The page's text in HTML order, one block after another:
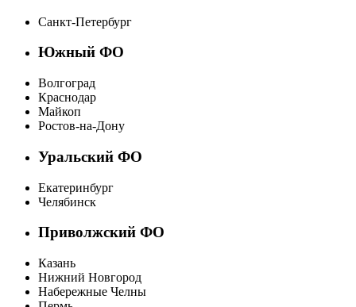
Санкт-Петербург
Южный ФО
Волгоград
Краснодар
Майкоп
Ростов-на-Дону
Уральский ФО
Екатеринбург
Челябинск
Приволжский ФО
Казань
Нижний Новгород
Набережные Челны